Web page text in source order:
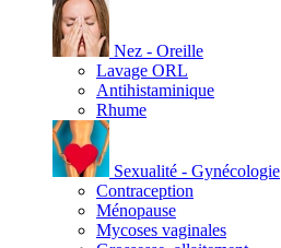
Nez - Oreille
Lavage ORL
Antihistaminique
Rhume
Sexualité - Gynécologie
Contraception
Ménopause
Mycoses vaginales